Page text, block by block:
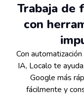
Trabaja de
con
Con
IA, Localo te
Google más
fácilmente y